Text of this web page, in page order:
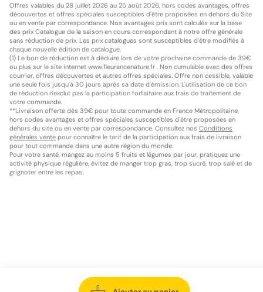
Offres valables du 28 juillet 2026 au 25 août 2026, hors codes avantages, offres
découvertes et offres spéciales susceptibles d'être proposées en dehors du Site
ou en vente par correspondance. Nos avantages prix sont calculés sur la base
des prix Catalogue de la saison en cours correspondant à notre offre générale
sans réduction de prix. Les prix catalogues sont susceptibles d’être modifiés à
chaque nouvelle édition de catalogue.
(1) Le bon de réduction est à déduire lors de votre prochaine commande de 39€
ou plus sur le site internet www.fleurancenature.fr . Non cumulable avec des offres
courrier, offres découvertes et autres offres spéciales. Offre non cessible, valable
une seule fois jusqu'à 30 jours après sa date d'émission. L'utilisation de ce bon
de réduction n'exclut pas la participation forfaitaire aux frais de traitement de
votre commande.
**Livraison offerte dès 39€ pour toute commande en France Métropolitaine,
hors codes avantages et offres spéciales susceptibles d'être proposées en
dehors du site ou en vente par correspondance. Consultez nos Conditions
générales vente pour connaître le tarif de la participation aux frais de livraison
pour tout commande dans une autre région du monde.
Pour votre santé, mangez au moins 5 fruits et légumes par jour, pratiquez une
activité physique régulière, évitez de manger trop gras, trop sucré, trop salé et de
grignoter entre les repas.